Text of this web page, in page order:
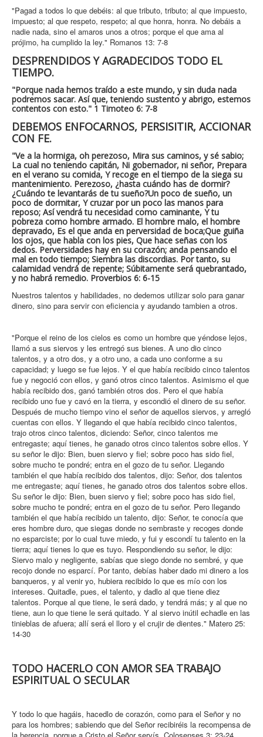
"Pagad a todos lo que debéis: al que tributo, tributo; al que impuesto,
impuesto; al que respeto, respeto; al que honra, honra. No debáis a
nadie nada, sino el amaros unos a otros; porque el que ama al
prójimo, ha cumplido la ley." Romanos 13: 7-8
DESPRENDIDOS Y AGRADECIDOS TODO EL
TIEMPO.
"Porque nada hemos traído a este mundo, y sin duda nada
podremos sacar. Así que, teniendo sustento y abrigo, estemos
contentos con esto." 1 Timoteo 6: 7-8
DEBEMOS ENFOCARNOS, PERSISITIR, ACCIONAR
CON FE.
"Ve a la hormiga, oh perezoso, Mira sus caminos, y sé sabio;
La cual no teniendo capitán, Ni gobernador, ni señor, Prepara
en el verano su comida, Y recoge en el tiempo de la siega su
mantenimiento. Perezoso, ¿hasta cuándo has de dormir?
¿Cuándo te levantarás de tu sueño?Un poco de sueño, un
poco de dormitar, Y cruzar por un poco las manos para
reposo; Así vendrá tu necesidad como caminante, Y tu
pobreza como hombre armado. El hombre malo, el hombre
depravado, Es el que anda en perversidad de boca;Que guiña
los ojos, que habla con los pies, Que hace señas con los
dedos. Perversidades hay en su corazón; anda pensando el
mal en todo tiempo; Siembra las discordias. Por tanto, su
calamidad vendrá de repente; Súbitamente será quebrantado,
y no habrá remedio. Proverbios 6: 6-15
Nuestros talentos y habilidades, no dedemos utilizar solo para ganar
dinero, sino para servir con eficiencia y ayudando tambien a otros.
"Porque el reino de los cielos es como un hombre que yéndose lejos,
llamó a sus siervos y les entregó sus bienes. A uno dio cinco
talentos, y a otro dos, y a otro uno, a cada uno conforme a su
capacidad; y luego se fue lejos. Y el que había recibido cinco talentos
fue y negoció con ellos, y ganó otros cinco talentos. Asimismo el que
había recibido dos, ganó también otros dos. Pero el que había
recibido uno fue y cavó en la tierra, y escondió el dinero de su señor.
Después de mucho tiempo vino el señor de aquellos siervos, y arregló
cuentas con ellos. Y llegando el que había recibido cinco talentos,
trajo otros cinco talentos, diciendo: Señor, cinco talentos me
entregaste; aquí tienes, he ganado otros cinco talentos sobre ellos. Y
su señor le dijo: Bien, buen siervo y fiel; sobre poco has sido fiel,
sobre mucho te pondré; entra en el gozo de tu señor. Llegando
también el que había recibido dos talentos, dijo: Señor, dos talentos
me entregaste; aquí tienes, he ganado otros dos talentos sobre ellos.
Su señor le dijo: Bien, buen siervo y fiel; sobre poco has sido fiel,
sobre mucho te pondré; entra en el gozo de tu señor. Pero llegando
también el que había recibido un talento, dijo: Señor, te conocía que
eres hombre duro, que siegas donde no sembraste y recoges donde
no esparciste; por lo cual tuve miedo, y fui y escondí tu talento en la
tierra; aquí tienes lo que es tuyo. Respondiendo su señor, le dijo:
Siervo malo y negligente, sabías que siego donde no sembré, y que
recojo donde no esparcí. Por tanto, debías haber dado mi dinero a los
banqueros, y al venir yo, hubiera recibido lo que es mío con los
intereses. Quitadle, pues, el talento, y dadlo al que tiene diez
talentos. Porque al que tiene, le será dado, y tendrá más; y al que no
tiene, aun lo que tiene le será quitado. Y al siervo inútil echadle en las
tinieblas de afuera; allí será el lloro y el crujir de dientes." Matero 25:
14-30
TODO HACERLO CON AMOR SEA TRABAJO
ESPIRITUAL O SECULAR
Y todo lo que hagáis, hacedlo de corazón, como para el Señor y no
para los hombres; sabiendo que del Señor recibiréis la recompensa de